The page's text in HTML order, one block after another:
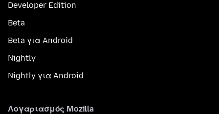
Developer Edition
Beta
Beta για Android
Nightly
Nightly για Android
Λογαριασμός Mozilla